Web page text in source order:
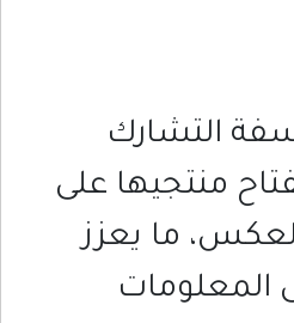
التشارك
منتجيها على
ما يعزز
المعلومات